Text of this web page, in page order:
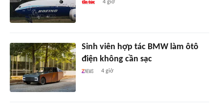
4 giờ
Sinh viên hợp tác BMW làm ôtô
điện không cần sạc
4 giờ